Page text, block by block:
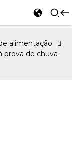
alimentação
prova de chuva